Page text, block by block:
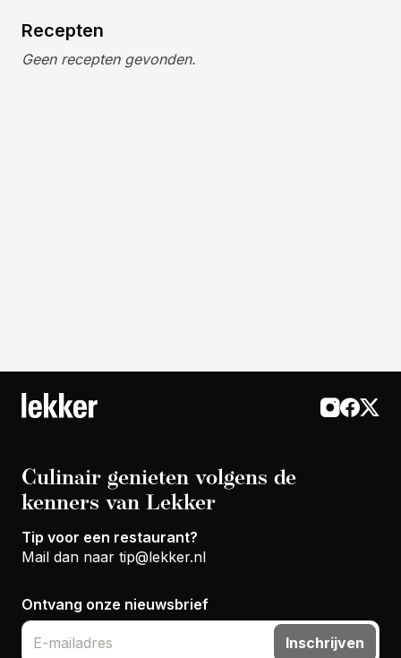
Recepten
Geen recepten gevonden.
Culinair genieten volgens de
kenners van Lekker
Tip voor een restaurant?
Mail dan naar tip@lekker.nl
Ontvang onze nieuwsbrief
Inschrijven